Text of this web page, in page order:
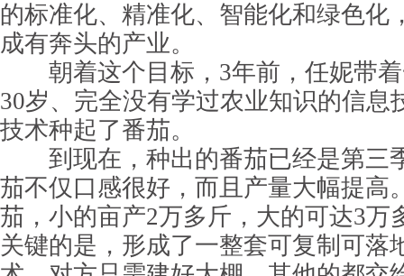
的标准化、精准化、智能化和绿色化
成有奔头的产业。
朝着这个目标，3年前，任妮带着
30岁、完全没有学过农业知识的信息
技术种起了番茄。
到现在，种出的番茄已经是第三
茄不仅口感很好，而且产量大幅提高
茄，小的亩产2万多斤，大的可达3万
关键的是，形成了一整套可复制可落